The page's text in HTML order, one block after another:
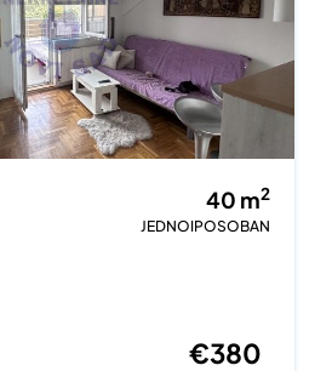
40 m2
JEDNOIPOSOBAN
€380